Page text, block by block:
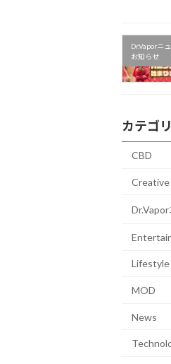
Dr.Vaporニ
お知らせ
カテゴ
CBD
Creative
Lifestyle
MOD
News